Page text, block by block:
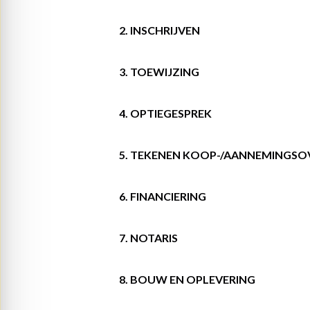
2. INSCHRIJVEN
3. TOEWIJZING
4. OPTIEGESPREK
5. TEKENEN KOOP-/
6. FINANCIERING
7. NOTARIS
8. BOUW EN OPLEVERING